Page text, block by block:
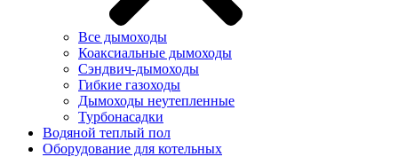
Все дымоходы
Коаксиальные дымоходы
Сэндвич-дымоходы
Гибкие газоходы
Дымоходы неутепленные
Турбонасадки
Водяной теплый пол
Оборудование для котельных